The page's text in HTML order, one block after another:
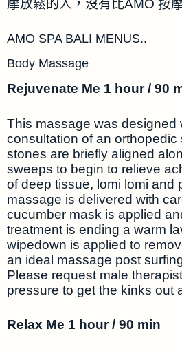
摩放鬆的人，沒有比AMO 按
AMO SPA BALI MENUS..
Body Massage
Rejuvenate Me 1 hour / 90
This massage was designed
consultation of an orthopedic
stones are briefly aligned
sweeps to begin to relieve
of deep tissue, lomi lomi and
massage is delivered with
cucumber mask is applied
treatment is ending a warm
wipedown is applied to
an ideal massage post
Please request male
pressure to get the kinks out
Relax Me 1 hour / 90 min